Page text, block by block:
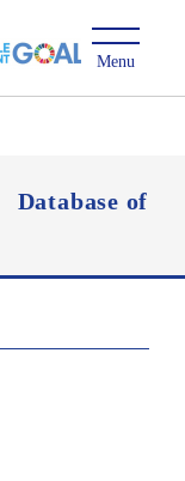
Database of